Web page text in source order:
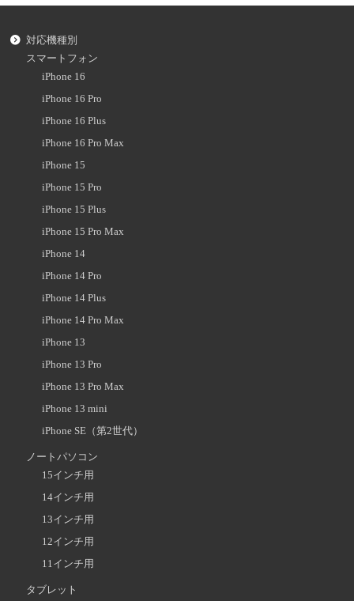
対応機種別
スマートフォン
iPhone 16
iPhone 16 Pro
iPhone 16 Plus
iPhone 16 Pro Max
iPhone 15
iPhone 15 Pro
iPhone 15 Plus
iPhone 15 Pro Max
iPhone 14
iPhone 14 Pro
iPhone 14 Plus
iPhone 14 Pro Max
iPhone 13
iPhone 13 Pro
iPhone 13 Pro Max
iPhone 13 mini
iPhone SE（第2世代）
ノートパソコン
15インチ用
14インチ用
13インチ用
12インチ用
11インチ用
タブレット